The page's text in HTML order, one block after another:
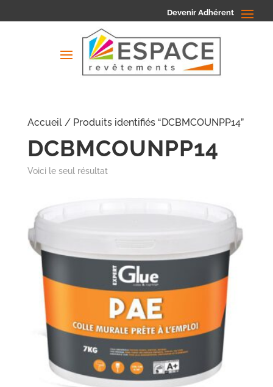
Devenir Adhérent
Accueil/ Produits identifiés “DCBMCOUNPP14”
DCBMCOUNPP14
Voici le seul résultat